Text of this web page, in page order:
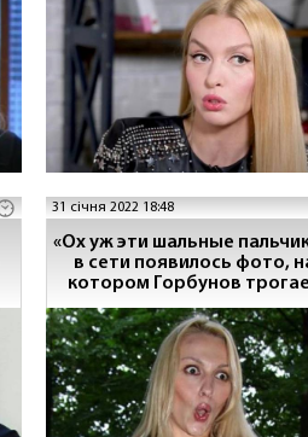
31 січня 2022 18:48
«Ох уж эти шальные
в сети появилось фото,
котором Горбунов
голую ногу Поляковой